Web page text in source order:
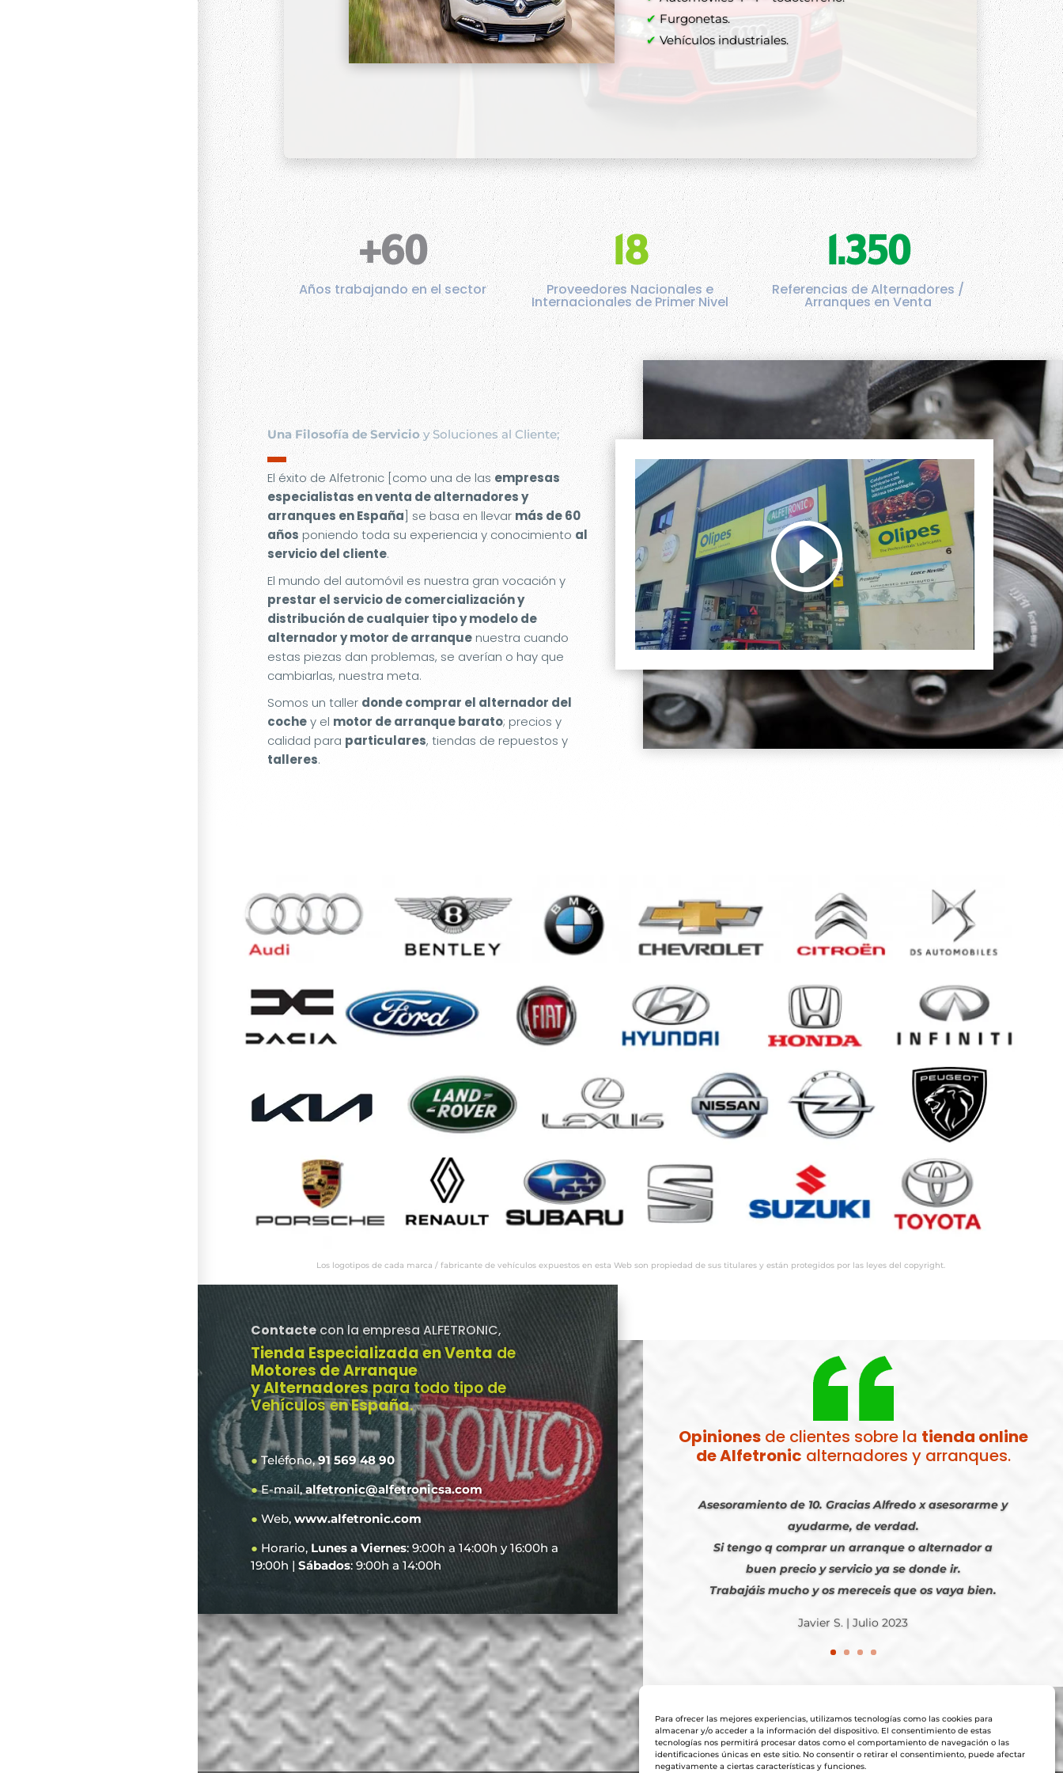
Para ofrecer las mejores experiencias, utilizamos tecnologías como las cookies para
almacenar y/o acceder a la información del dispositivo. El consentimiento de estas
tecnologías nos permitirá procesar datos como el comportamiento de navegación o las
identificaciones únicas en este sitio. No consentir o retirar el consentimiento, puede afectar
negativamente a ciertas características y funciones.
✔ Furgonetas.
✔ Vehículos industriales.
✔
✔
✔
+60
Años trabajando en el sector
18
Proveedores Nacionales e
Internacionales de Primer Nivel
1.350
Referencias de Alternadores /
Arranques en Venta
Una Filosofía de Servicioy Soluciones al Cliente;
▬
El éxito de Alfetronic [como una de lasempresas
especialistas en venta de alternadores y
arranques en España] se basa en llevar más de 60
años poniendo toda su experiencia y conocimiento al
servicio del cliente.
El mundo del automóvil es nuestra gran vocación y
prestar el servicio de comercialización y
distribución de cualquier tipo y modelo de
alternador y motor de arranquenuestra cuando
estas piezas dan problemas, se averían o hay que
cambiarlas, nuestra meta.
Somos un taller donde comprar el alternador del
cochey el motor de arranque barato; precios y
calidad para particulares, tiendas de repuestos y
talleres.
Los logotipos de cada marca / fabricante de vehículos expuestos en esta Web son propiedad de sus titulares y están protegidos por las leyes del copyright.
Contactecon la empresa ALFETRONIC,
Tienda Especializada en Venta de
Motores de Arranque
y Alternadorespara todo tipo de
Vehículos en España.
●Teléfono,91 569 48 90
●E-mail,alfetronic@alfetronicsa.com
● Web,www.alfetronic.com
● Horario, Lunes a Viernes: 9:00h a 14:00h y 16:00h a
19:00h |Sábados: 9:00h a 14:00h
Opinionesde clientes sobre la tienda online
de Alfetronic alternadores y arranques.
Asesoramiento de 10. Gracias Alfredo x asesorarme y
ayudarme, de verdad.
Si tengo q comprar un arranque o alternador a
buen precio y servicio ya se donde ir.
Trabajáis mucho y os mereceis que os vaya bien.
Javier S. | Julio 2023